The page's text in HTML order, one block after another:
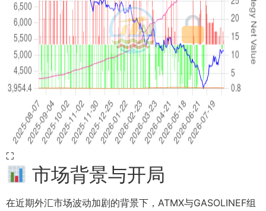
⛶
市场背景与开局
在近期外汇市场波动加剧的背景下，ATMX与GASOLINEF组